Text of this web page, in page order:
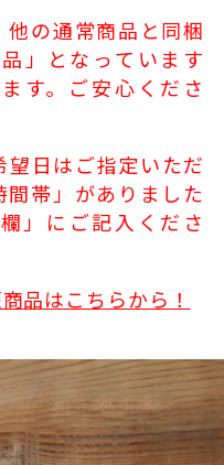
他の通常商品と同梱
」となっています
す。ご安心くださ
望日はご指定いただ
帯」がありました
」にご記入くださ
品はこちらから！